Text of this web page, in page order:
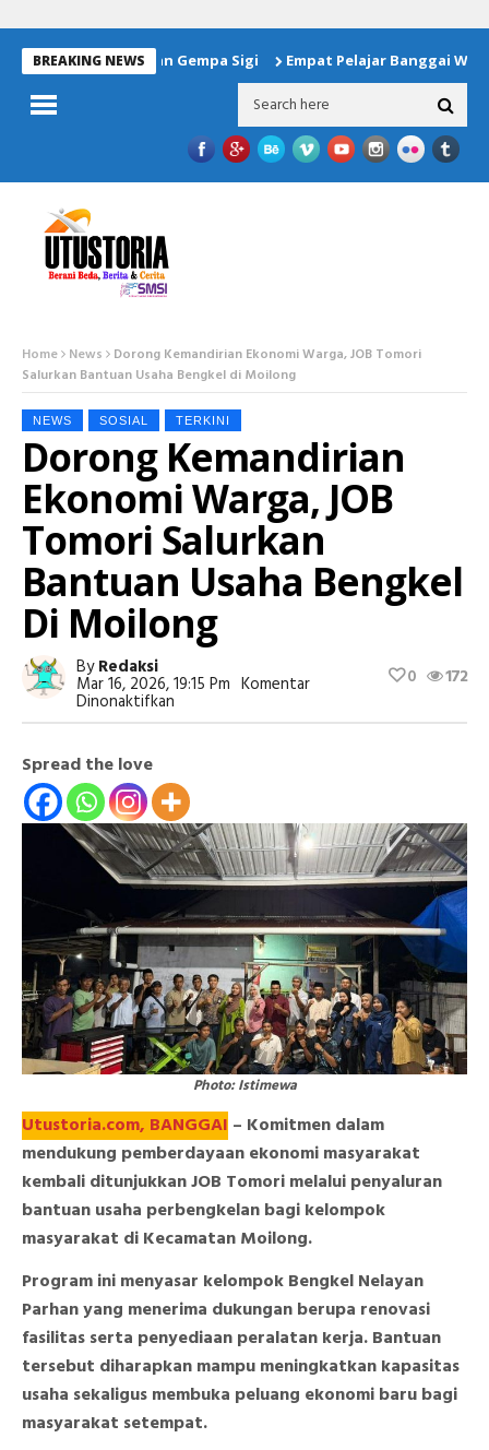
BREAKING NEWS
Untuk Korban Gempa Sigi Empat Pelajar Banggai
Home News Dorong Kemandirian Ekonomi Warga, JOB Tomori
Salurkan Bantuan Usaha Bengkel di Moilong
NEWS SOSIAL TERKINI
Dorong Kemandirian
Ekonomi Warga, JOB
Tomori Salurkan
Bantuan Usaha Bengkel
Di Moilong
ByRedaksi
Mar 16, 2026, 19:15 Pm Komentar
Dinonaktifkan
Dorong
JOB
Tomori
Salurkan
Bantuan
Usaha
Bengkel
Di
Moilong
172
0
Spread the love
Photo: Istimewa
Utustoria.com, BANGGAI – Komitmen dalam
mendukung pemberdayaan ekonomi masyarakat
kembali ditunjukkan JOB Tomori melalui penyaluran
bantuan usaha perbengkelan bagi kelompok
masyarakat di Kecamatan Moilong.
Program ini menyasar kelompok Bengkel Nelayan
Parhan yang menerima dukungan berupa renovasi
fasilitas serta penyediaan peralatan kerja. Bantuan
tersebut diharapkan mampu meningkatkan kapasitas
usaha sekaligus membuka peluang ekonomi baru bagi
masyarakat setempat.